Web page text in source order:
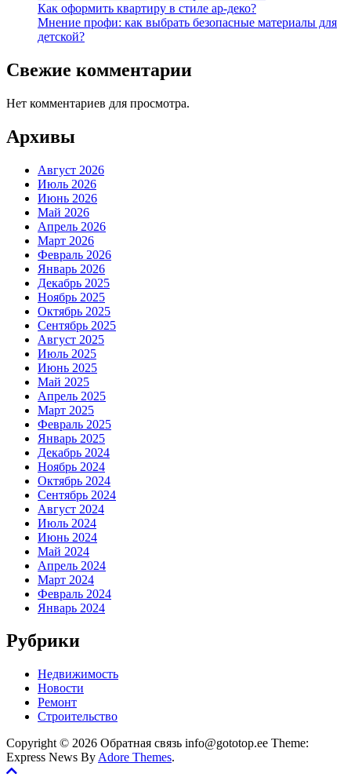
Как оформить квартиру в стиле ар-деко?
Мнение профи: как выбрать безопасные материалы для
детской?
Свежие комментарии
Нет комментариев для просмотра.
Архивы
Август 2026
Июль 2026
Июнь 2026
Май 2026
Апрель 2026
Март 2026
Февраль 2026
Январь 2026
Декабрь 2025
Ноябрь 2025
Октябрь 2025
Сентябрь 2025
Август 2025
Июль 2025
Июнь 2025
Май 2025
Апрель 2025
Март 2025
Февраль 2025
Январь 2025
Декабрь 2024
Ноябрь 2024
Октябрь 2024
Сентябрь 2024
Август 2024
Июль 2024
Июнь 2024
Май 2024
Апрель 2024
Март 2024
Февраль 2024
Январь 2024
Рубрики
Недвижимость
Новости
Ремонт
Строительство
Copyright © 2026 Обратная связь info@gototop.ee Theme:
Express News By Adore Themes.